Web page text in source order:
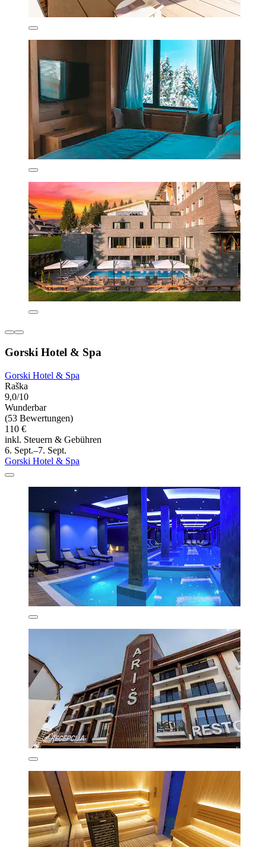
Gorski Hotel & Spa
Gorski Hotel & Spa
Raška
9,0/10
Wunderbar
(53 Bewertungen)
110 €
inkl. Steuern & Gebühren
6. Sept.–7. Sept.
Gorski Hotel & Spa